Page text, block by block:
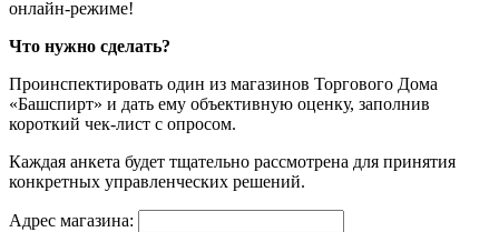
онлайн-режиме!
Что нужно сделать?
Проинспектировать один из магазинов Торгового Дома
«Башспирт» и дать ему объективную оценку, заполнив
короткий чек-лист с опросом.
Каждая анкета будет тщательно рассмотрена для принятия
конкретных управленческих решений.
Адрес магазина: